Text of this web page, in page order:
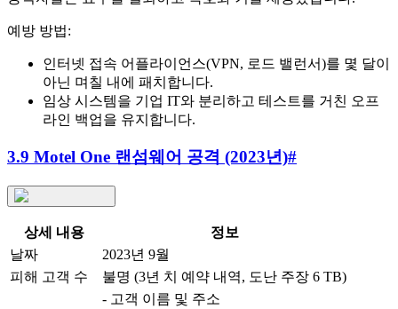
예방 방법:
인터넷 접속 어플라이언스(VPN, 로드 밸런서)를 몇 달이
아닌 며칠 내에 패치합니다.
임상 시스템을 기업 IT와 분리하고 테스트를 거친 오프
라인 백업을 유지합니다.
3.9 Motel One 랜섬웨어 공격 (2023년)#
상세 내용
정보
날짜
2023년 9월
피해 고객 수
불명 (3년 치 예약 내역, 도난 주장 6 TB)
- 고객 이름 및 주소